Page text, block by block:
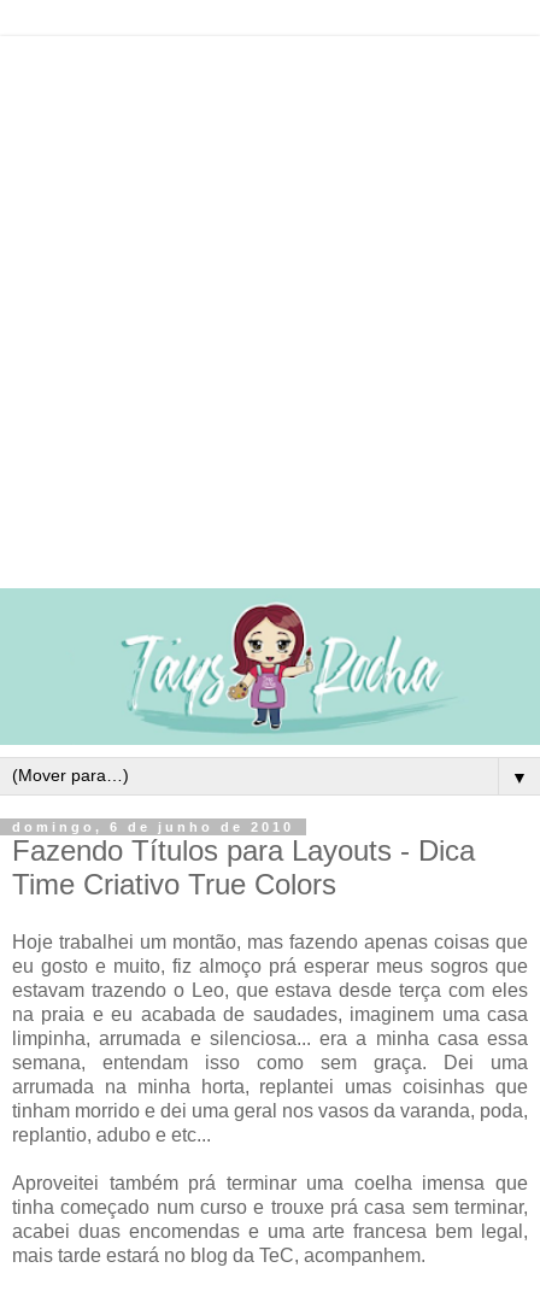
▼
domingo, 6 de junho de 2010
Fazendo Títulos para Layouts - Dica
Time Criativo True Colors
Hoje trabalhei um montão, mas fazendo apenas coisas que
eu gosto e muito, fiz almoço prá esperar meus sogros que
estavam trazendo o Leo, que estava desde terça com eles
na praia e eu acabada de saudades, imaginem uma casa
limpinha, arrumada e silenciosa... era a minha casa essa
semana, entendam isso como sem graça. Dei uma
arrumada na minha horta, replantei umas coisinhas que
tinham morrido e dei uma geral nos vasos da varanda, poda,
replantio, adubo e etc...
Aproveitei também prá terminar uma coelha imensa que
tinha começado num curso e trouxe prá casa sem terminar,
acabei duas encomendas e uma arte francesa bem legal,
mais tarde estará no blog da TeC, acompanhem.